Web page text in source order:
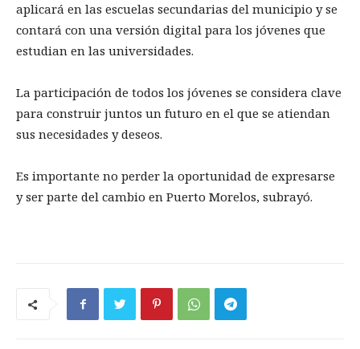
aplicará en las escuelas secundarias del municipio y se
contará con una versión digital para los jóvenes que
estudian en las universidades.
La participación de todos los jóvenes se considera clave
para construir juntos un futuro en el que se atiendan
sus necesidades y deseos.
Es importante no perder la oportunidad de expresarse
y ser parte del cambio en Puerto Morelos, subrayó.